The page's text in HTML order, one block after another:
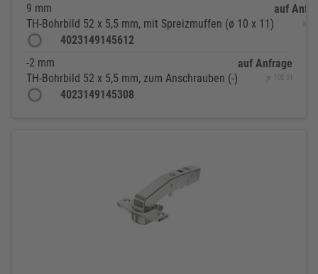
9 mm
TH-Bohrbild 52 x 5,5 mm, mit Spreizmuffen (ø 10 x 11)
4023149145612
auf
je
-2 mm
TH-Bohrbild 52 x 5,5 mm, zum Anschrauben (-)
4023149145308
auf Anfrage
je 100 St